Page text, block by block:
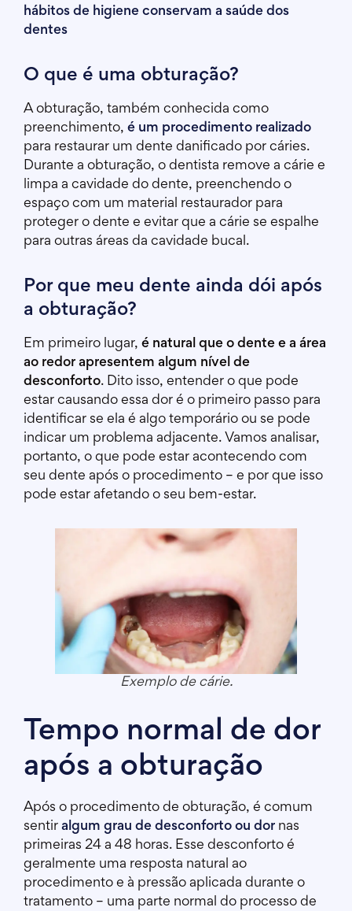
hábitos de higiene conservam a saúde dos
dentes
O que é uma obturação?
A obturação, também conhecida como
preenchimento, é um procedimento realizado
para restaurar um dente danificado por cáries.
Durante a obturação, o dentista remove a cárie e
limpa a cavidade do dente, preenchendo o
espaço com um material restaurador para
proteger o dente e evitar que a cárie se espalhe
para outras áreas da cavidade bucal.
Por que meu dente ainda dói após
a obturação?
Em primeiro lugar, é natural que o dente e a área
ao redor apresentem algum nível de
desconforto. Dito isso, entender o que pode
estar causando essa dor é o primeiro passo para
identificar se ela é algo temporário ou se pode
indicar um problema adjacente. Vamos analisar,
portanto, o que pode estar acontecendo com
seu dente após o procedimento – e por que isso
pode estar afetando o seu bem-estar.
Exemplo de cárie.
Tempo normal de dor
após a obturação
Após o procedimento de obturação, é comum
sentir algum grau de desconforto ou dor nas
primeiras 24 a 48 horas. Esse desconforto é
geralmente uma resposta natural ao
procedimento e à pressão aplicada durante o
tratamento – uma parte normal do processo de